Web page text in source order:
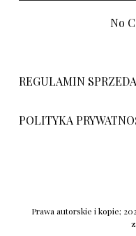
No
REGULAMIN
POLITYKA
Prawa autorskie i kopie;